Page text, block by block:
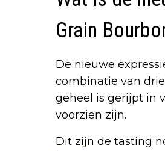
Grain
De nieuwe
combinatie van
geheel is gerijpt in
voorzien zijn.
Dit zijn de tasting